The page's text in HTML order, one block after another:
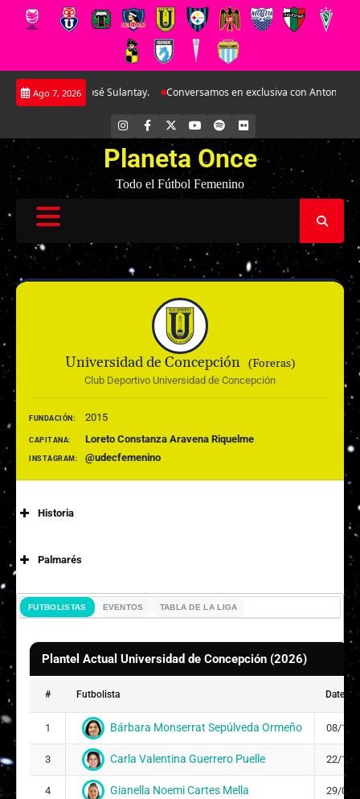
Saltar
Ago 7, 2026
el CAR José Sulantay. Conversamos en exclusiva con Antonella
INSTAGRAM
FACEBOOK YOUTUBE
SPOTIFYFLICKR
Planeta Once
Todo el Fútbol Femenino
Universidad de Concepción (Foreras)
Club Deportivo Universidad de Concepción
FUNDACIÓN: 2015
CAPITANA: Loreto Constanza Aravena Riquelme
INSTAGRAM: @udecfemenino
Historia
Palmarés
FUTBOLISTAS EVENTOS TABLA DE LA LIGA
Plantel Actual Universidad de Concepción (2026)
# Futbolista Date of
1 Bárbara Monserrat Sepúlveda Ormeño 08/12/
3 Carla Valentina Guerrero Puelle 22/12/
4 Gianella Noemi Cartes Mella 29/01/